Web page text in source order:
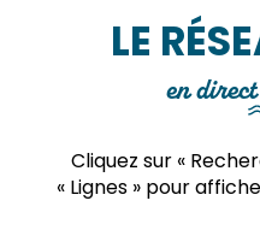
LE
en
Cliquez sur «
« Lignes » pour